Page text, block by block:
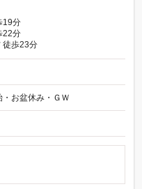
19分
22分
徒歩23分
・お盆休み・ＧＷ